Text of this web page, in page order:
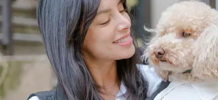
Il est plus facile de chercher des pet sitters dans l’appli
Téléchargez l’appli Sittsy